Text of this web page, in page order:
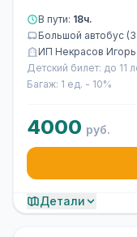
В пути: 18ч.
Большой автобус
ИП Некрасов
Детский билет: до 11
Багаж: 1 ед. - 10%
4000 руб.
Детали